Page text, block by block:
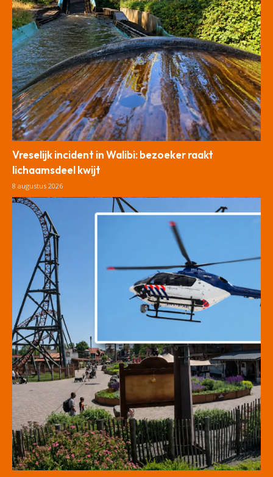
Vreselijk incident in Walibi: bezoeker raakt
lichaamsdeel kwijt
8 augustus 2026